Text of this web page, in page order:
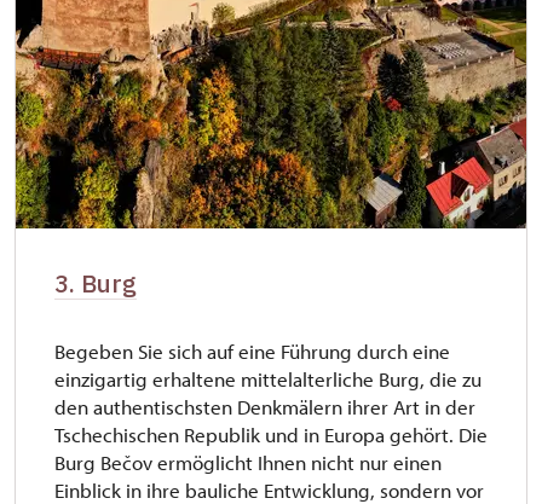
3. Burg
Begeben Sie sich auf eine Führung durch eine
einzigartig erhaltene mittelalterliche Burg, die zu
den authentischsten Denkmälern ihrer Art in der
Tschechischen Republik und in Europa gehört. Die
Burg Bečov ermöglicht Ihnen nicht nur einen
Einblick in ihre bauliche Entwicklung, sondern vor